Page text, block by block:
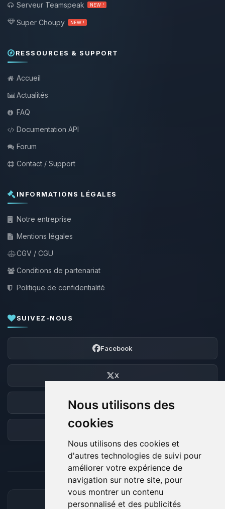
Nous utilisons des
cookies
Nous utilisons des cookies et
d'autres technologies de suivi pour
améliorer votre expérience de
navigation sur notre site, pour
vous montrer un contenu
personnalisé et des publicités
Serveur Teamspeak
NEW !
Super Choupy NEW !
RESSOURCES & SUPPORT
Accueil
Actualités
FAQ
Documentation API
Forum
Contact / Support
INFORMATIONS LÉGALES
Notre entreprise
Mentions légales
CGV / CGU
Conditions de partenariat
Politique de confidentialité
SUIVEZ-NOUS
Facebook
X
Discord
Forum
MOYENS DE PAIEMENT ACCEPTÉS